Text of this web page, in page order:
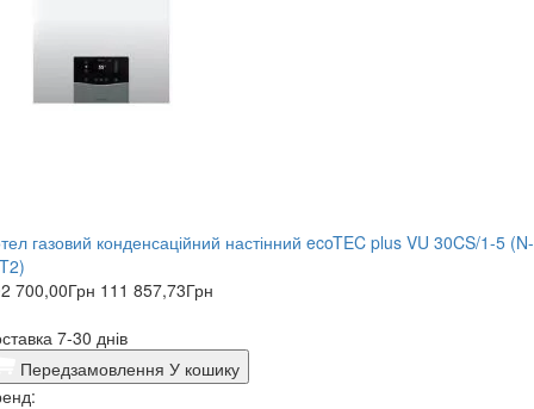
газовий конденсаційний настінний ecoTEC plus VU 30CS/1-5 (N-
700,00Грн 111 857,73Грн
7-30 днів
Передзамовлення У кошику